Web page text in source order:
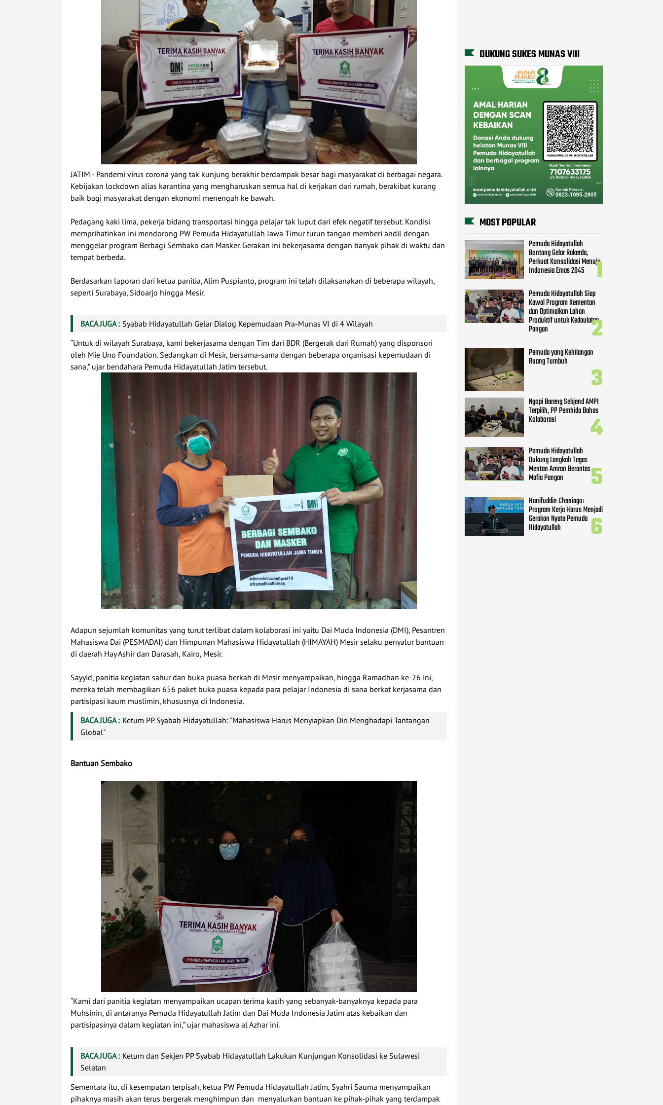
JATIM - Pandemi virus corona yang tak kunjung berakhir berdampak besar bagi masyarakat di berbagai negara.
Kebijakan lockdown alias karantina yang mengharuskan semua hal di kerjakan dari rumah, berakibat kurang
baik bagi masyarakat dengan ekonomi menengah ke bawah.
Pedagang kaki lima, pekerja bidang transportasi hingga pelajar tak luput dari efek negatif tersebut. Kondisi
memprihatinkan ini mendorong PW Pemuda Hidayatullah Jawa Timur turun tangan memberi andil dengan
menggelar program Berbagi Sembako dan Masker. Gerakan ini bekerjasama dengan banyak pihak di waktu dan
tempat berbeda.
Berdasarkan laporan dari ketua panitia, Alim Puspianto, program ini telah dilaksanakan di beberapa wilayah,
seperti Surabaya, Sidoarjo hingga Mesir.
BACA JUGA : Syabab Hidayatullah Gelar Dialog Kepemudaan Pra-Munas VI di 4 Wilayah
“Untuk di wilayah Surabaya, kami bekerjasama dengan Tim dari BDR (Bergerak dari Rumah) yang disponsori
oleh Mie Uno Foundation. Sedangkan di Mesir, bersama-sama dengan beberapa organisasi kepemudaan di
sana,” ujar bendahara Pemuda Hidayatullah Jatim tersebut.
Adapun sejumlah komunitas yang turut terlibat dalam kolaborasi ini yaitu Dai Muda Indonesia (DMI), Pesantren
Mahasiswa Dai (PESMADAI) dan Himpunan Mahasiswa Hidayatullah (HIMAYAH) Mesir selaku penyalur bantuan
di daerah Hay Ashir dan Darasah, Kairo, Mesir.
Sayyid, panitia kegiatan sahur dan buka puasa berkah di Mesir menyampaikan, hingga Ramadhan ke-26 ini,
mereka telah membagikan 656 paket buka puasa kepada para pelajar Indonesia di sana berkat kerjasama dan
partisipasi kaum muslimin, khususnya di Indonesia.
BACA JUGA : Ketum PP Syabab Hidayatullah: "Mahasiswa Harus Menyiapkan Diri Menghadapi Tantangan
Global"
Bantuan Sembako
“Kami dari panitia kegiatan menyampaikan ucapan terima kasih yang sebanyak-banyaknya kepada para
Muhsinin, di antaranya Pemuda Hidayatullah Jatim dan Dai Muda Indonesia Jatim atas kebaikan dan
partisipasinya dalam kegiatan ini,” ujar mahasiswa al Azhar ini.
BACA JUGA : Ketum dan Sekjen PP Syabab Hidayatullah Lakukan Kunjungan Konsolidasi ke Sulawesi
Selatan
Sementara itu, di kesempatan terpisah, ketua PW Pemuda Hidayatullah Jatim, Syahri Sauma menyampaikan
pihaknya masih akan terus bergerak menghimpun dan menyalurkan bantuan ke pihak-pihak yang terdampak
DUKUNG SUKES MUNAS VIII
MOST POPULAR
Pemuda Hidayatullah
Bontang Gelar Rakerda,
Perkuat Konsolidasi Menuju
Indonesia Emas 2045
Pemuda Hidayatullah Siap
Kawal Program Kementan
dan Optimalkan Lahan
Produktif untuk Kedaulatan
Pangan
Pemuda yang Kehilangan
Ruang Tumbuh
Ngopi Bareng Sekjend AMPI
Terpilih, PP Pemhida Bahas
Kolaborasi
Pemuda Hidayatullah
Dukung Langkah Tegas
Mentan Amran Berantas
Mafia Pangan
Hanifuddin Chaniago:
Program Kerja Harus Menjadi
Gerakan Nyata Pemuda
Hidayatullah